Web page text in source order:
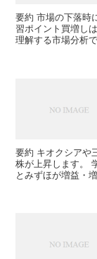
要約 市場の下落時
習ポイント買増し
理解する市場分析
要約 キオクシアや
株が上昇します。
とみずほが増益・